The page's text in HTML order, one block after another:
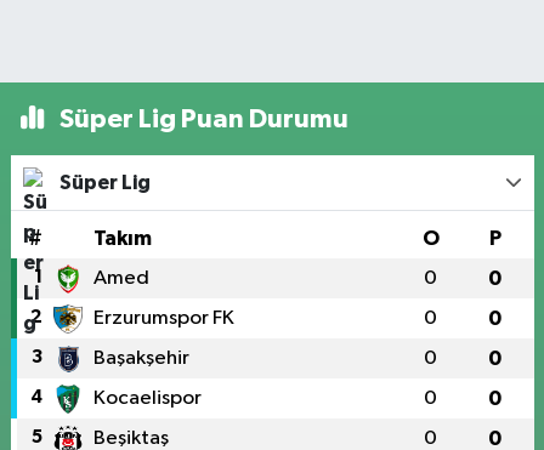
Süper Lig Puan Durumu
Süper Lig
# Takım O P
1 Amed 0 0
2 Erzurumspor FK 0 0
3 Başakşehir 0 0
4 Kocaelispor 0 0
5 Beşiktaş 0 0